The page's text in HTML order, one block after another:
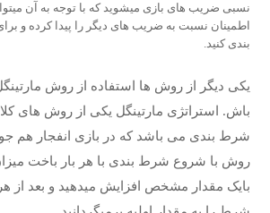
نسبی ضریب های بازی میشوید که با توجه به آن
اطمینان نسبت به ضریب های دیگر را پیدا کرده و
بندی کنید.
باش. استراتژی مارتینگل یکی از روش های
شرط بندی می باشد که در بازی انفجار هم
روش با شروع شرط بندی با هر بار باخت
بایک مقدار مشخص افزایش میدهید و بعد از هر